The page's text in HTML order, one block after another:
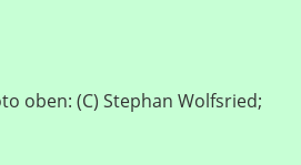
oben: (C) Stephan Wolfsried;